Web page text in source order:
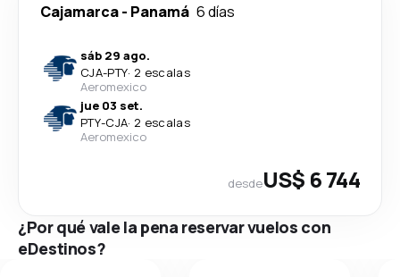
Cajamarca- Panamá 6 días
sáb 29 ago.
CJA-PTY· 2 escalas
Aeromexico
jue 03 set.
PTY-CJA· 2 escalas
Aeromexico
desdeUS$ 6 744
¿Por qué vale la pena reservar vuelos con
eDestinos?